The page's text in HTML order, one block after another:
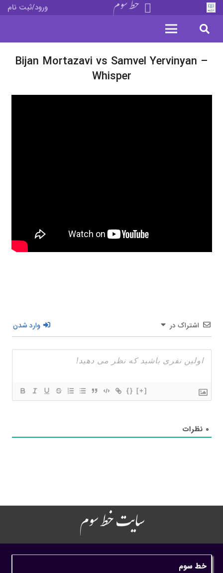
خط سوم ورود/ثبت نام
Bijan Mortazavi vs Samvel Yervinyan –
Whisper
اشتراک در وارد شدن
{} [+]
۰ نظرات
سایت خط سوم
خط سوم